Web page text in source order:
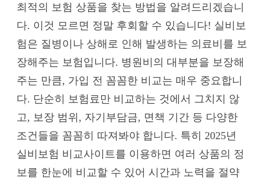
최적의 보험 상품을 찾는 방법을 알려드리겠습니
다. 이것 모르면 정말 후회할 수 있습니다! 실비보
험은 질병이나 상해로 인해 발생하는 의료비를 보
장해주는 보험입니다. 병원비의 대부분을 보장해
주는 만큼, 가입 전 꼼꼼한 비교는 매우 중요합니
다. 단순히 보험료만 비교하는 것에서 그치지 않
고, 보장 범위, 자기부담금, 면책 기간 등 다양한
조건들을 꼼꼼히 따져봐야 합니다. 특히 2025년
실비보험 비교사이트를 이용하면 여러 상품의 정
보를 한눈에 비교할 수 있어 시간과 노력을 절약